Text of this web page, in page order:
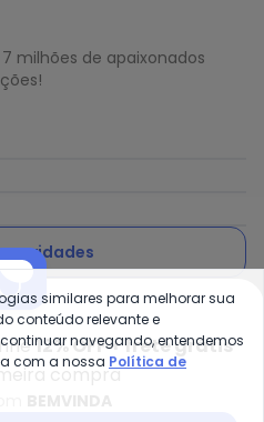
milhões de apaixonados
novidades
com a nossa Política
12% OFF + frete grátis
compra
similares para melhorar sua
conteúdo relevante e
navegando, entendemos
com a nossa Política de